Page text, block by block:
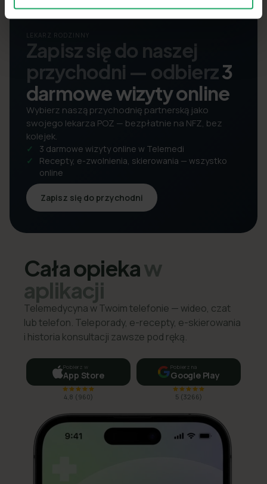
LEKARZ RODZINNY
Zapisz się do naszej
przychodni — odbierz3
darmowe wizyty online
Wybierz naszą przychodnię partnerską jako
swojego lekarza POZ — bezpłatnie na NFZ, bez
kolejek.
3 darmowe wizyty online w Telemedi
Recepty, e-zwolnienia, skierowania — wszystko
online
Zapisz się do przychodni
Cała opiekaw
aplikacji
Telemedycyna w Twoim telefonie — wideo, czat
lub telefon. Teleporady, e-recepty, e-skierowania
i historia konsultacji zawsze pod ręką.
Pobierz w
App Store
4,8 ( 960)
Pobierz na
Google Play
5 (3266)